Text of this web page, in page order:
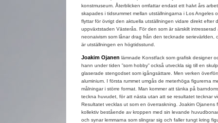
konstmuseum. Återblicken omfattar endast ett halvt års
skapades i tidsrummet mellan utställningarna i Los Angeles
flyttar för övrigt den aktuella utställningen vidare direkt efter
uppväxtstaden Västerås. För den som är särskilt intresserad
neonaivism som lånar drag från den tecknade serievärlden,
är utställningen en högtidsstund.
Joakim Ojanen lämnade Konstfack som grafisk designer
hann under tiden ”som hobby” också utveckla sig till en
glaserade stengodset som igångsättare. Men verken
aluminium. I första rummet umgås de meterhöga figurerna
målningar i större format. Man kommer att tänka på
teckna huvudet, för att nästa utan att se resultatet tecknar
Resultatet vecklas ut som en överraskning. Joakim Ojanens
kollektiv bestående av kroppen med sin levande
och synar lemmarna som slingrar sig och faller tungt kring